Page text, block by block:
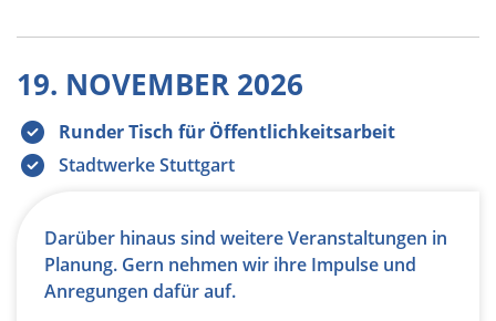
19. NOVEMBER 2026
Runder Tisch für Öffentlichkeitsarbeit
Stadtwerke Stuttgart
Darüber hinaus sind weitere Veranstaltungen in
Planung. Gern nehmen wir ihre Impulse und
Anregungen dafür auf.